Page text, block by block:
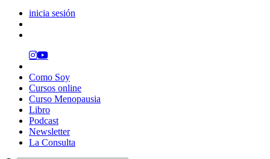
inicia sesión
Como Soy
Cursos online
Curso Menopausia
Libro
Podcast
Newsletter
La Consulta